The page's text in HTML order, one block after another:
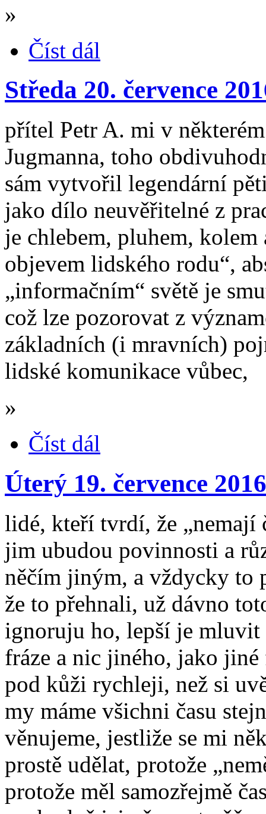
»
Číst dál
Středa 20. července
přítel Petr A. mi v
Jugmanna, toho
sám vytvořil legendární
jako dílo neuvěřitelné z
je chlebem, pluhem,
objevem lidského rodu“,
„informačním“ světě je
což lze pozorovat z
základních (i mravních)
lidské komunikace vůbec,
»
Číst dál
Úterý 19. července 2016
lidé, kteří tvrdí, že „nemají
jim ubudou povinnosti a
něčím jiným, a vždycky to
že to přehnali, už dávno
ignoruju ho, lepší je mluvit
fráze a nic jiného, jako jiné
pod kůži rychleji, než si
my máme všichni času
věnujeme, jestliže se mi
prostě udělat, protože
protože měl samozřejmě